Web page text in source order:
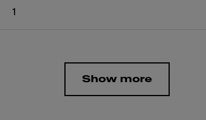
1
Show more